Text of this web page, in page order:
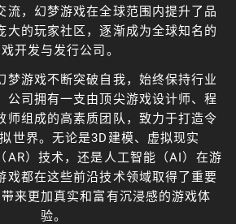
流，幻梦游戏在全球范围内提升了品
大的玩家社区，逐渐成为全球知名的
开发与发行公司。
梦游戏不断突破自我，始终保持行业
公司拥有一支由顶尖游戏设计师、程
师组成的高素质团队，致力于打造令
世界。无论是3D建模、虚拟现实
AR）技术，还是人工智能（AI）在游
戏都在这些前沿技术领域取得了重要
来更加真实和富有沉浸感的游戏体
验。